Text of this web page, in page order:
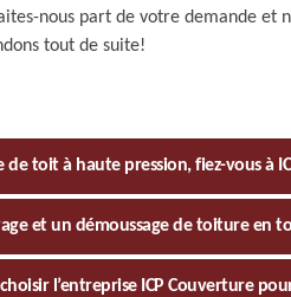
nous part de votre demande et
tout de suite!
de toit à haute pression, fiez-vous à
et un démoussage de toiture en
l’entreprise ICP Couverture